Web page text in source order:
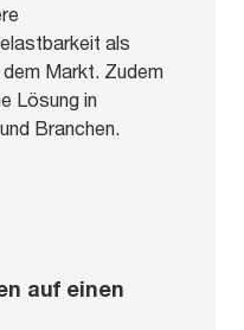
als
Markt. Zudem
Lösung in
Branchen.
auf einen